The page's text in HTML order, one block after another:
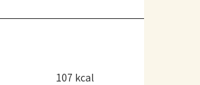
107 kcal